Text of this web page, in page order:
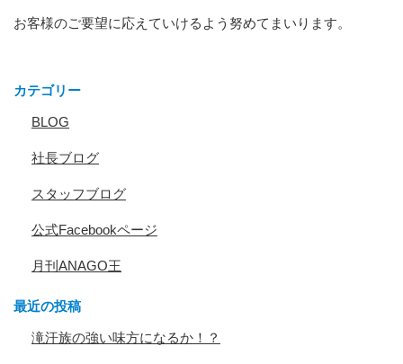
お客様のご要望に応えていけるよう努めてまいります。
カテゴリー
BLOG
社長ブログ
スタッフブログ
公式Facebookページ
月刊ANAGO王
最近の投稿
滝汗族の強い味方になるか！？